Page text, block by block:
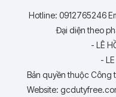
Hotline: 0912765246
Đại diện theo
- LÊ
-
Bản quyền thuộc Công
Website: